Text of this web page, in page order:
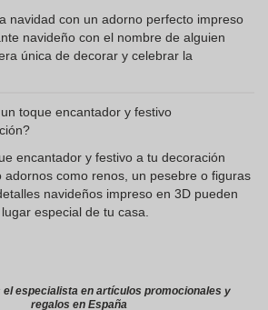
navidad con un adorno perfecto impreso
navideño con el nombre de alguien
única de decorar y celebrar la
toque encantador y festivo
encantador y festivo a tu decoración
adornos como renos, un pesebre o figuras
navideños impreso en 3D pueden
especial de tu casa.
el especialista en artículos promocionales y
regalos en España